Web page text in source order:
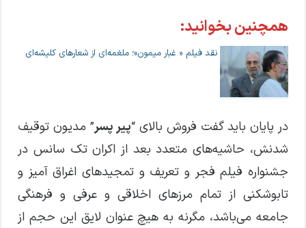
همچنین بخوانید:
نقد فیلم « غبار میمون»؛ ملغمه‌ای از شعارهای کلیشه‌ای
در پایان باید گفت فروش بالای “پیر پسر” مدیون توقیف
شدنش، حاشیه‌های متعدد بعد از اکران تک سانس در
جشنواره فیلم فجر و تعریف و تمجیدهای اغراق آمیز و
تابوشکنی از تمام مرزهای اخلاقی و عرفی و فرهنگی
جامعه می‌باشد، مگرنه به هیچ عنوان لایق این حجم از